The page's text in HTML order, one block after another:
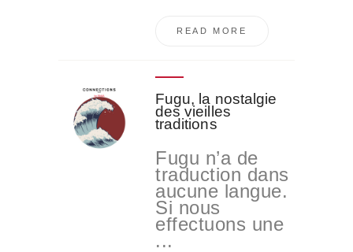
READ MORE
Fugu, la nostalgie
des vieilles
traditions
Fugu n’a de
traduction dans
aucune langue.
Si nous
effectuons une
...